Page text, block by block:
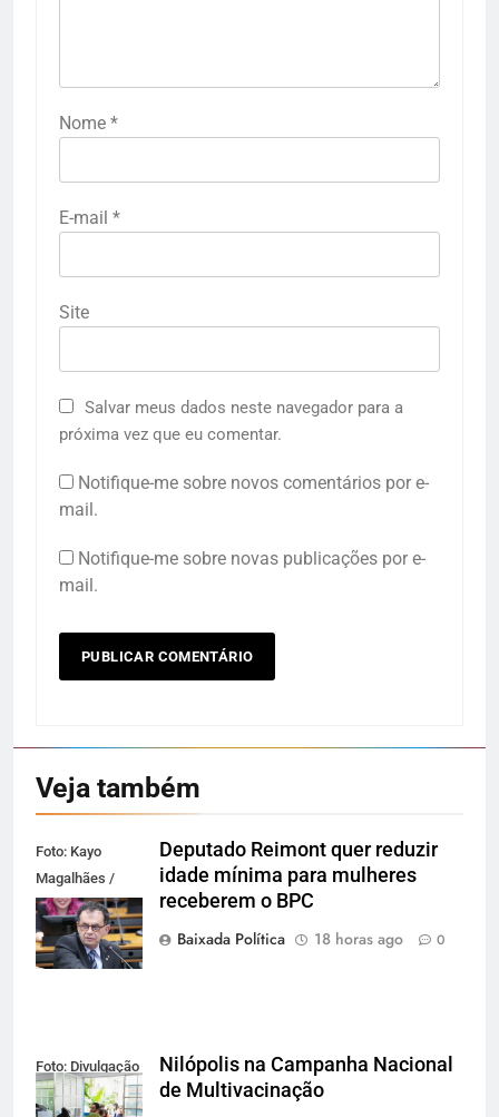
Nome *
E-mail *
Site
Salvar meus dados neste navegador para a
próxima vez que eu comentar.
Notifique-me sobre novos comentários por e-
mail.
Notifique-me sobre novas publicações por e-
mail.
Veja também
Foto: Kayo
Magalhães /
Câmara dos
Deputados
Deputado Reimont quer reduzir
idade mínima para mulheres
receberem o BPC
Baixada Política
18 horas ago 0
Foto: Divulgação
Nilópolis na Campanha Nacional
de Multivacinação